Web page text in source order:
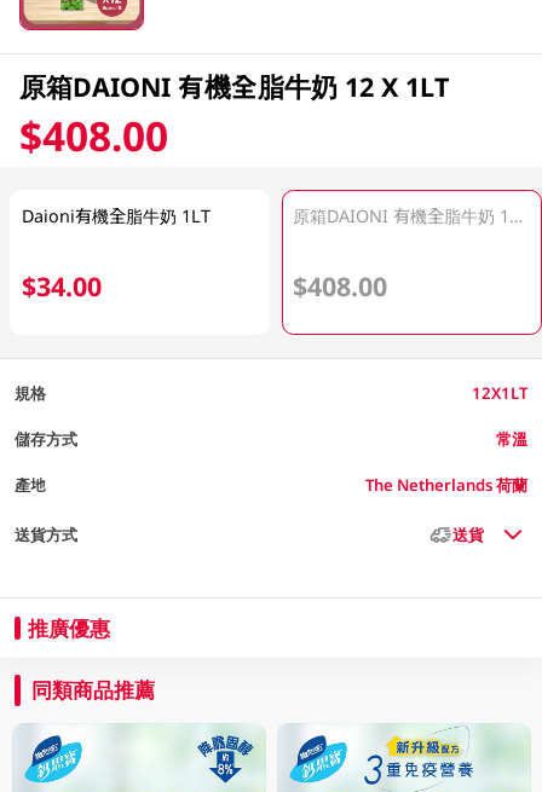
原箱DAIONI 有機全脂牛奶 12 X 1LT
$408.00
Daioni有機全脂牛奶 1LT
$34.00
原箱DAIONI 有機全脂牛奶 12 X 1LT
$408.00
規格 12X1LT
儲存方式 常溫
產地 The Netherlands 荷蘭
送貨方式 送貨
推廣優惠
同類商品推薦